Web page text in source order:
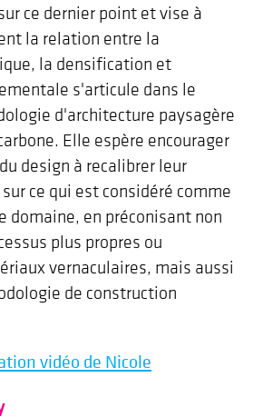
ce dernier point et vise à
la relation entre la
la densification et
s'articule dans le
d'architecture paysagère
Elle espère encourager
design à recalibrer leur
ce qui est considéré comme
domaine, en préconisant non
plus propres ou
vernaculaires, mais aussi
de construction
vidéo de Nicole